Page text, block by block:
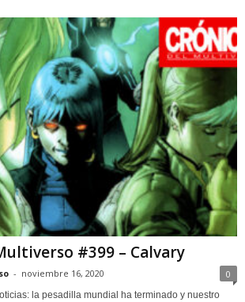
#399 – Calvary
- noviembre 16, 2020 0
la pesadilla mundial ha terminado y nuestro